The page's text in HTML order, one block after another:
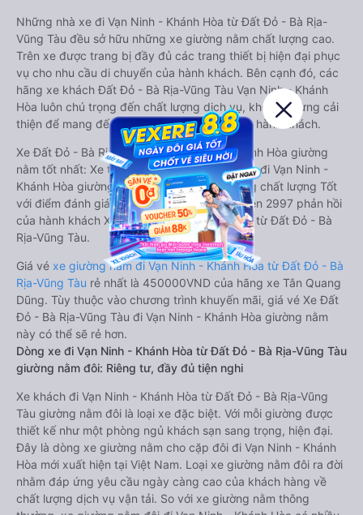
Những nhà xe đi Vạn Ninh - Khánh Hòa từ Đất Đỏ - Bà Rịa-
Vũng Tàu đều sở hữu những xe giường nằm chất lượng cao.
Trên xe được trang bị đầy đủ các trang thiết bị hiện đại phục
vụ cho nhu cầu di chuyển của hành khách. Bên cạnh đó, các
hãng xe khách Đất Đỏ - Bà Rịa-Vũng Tàu Vạn Ninh - Khánh
Hòa luôn chú trọng đến chất lượng dịch vụ, không ngừng cải
thiện để mang đến trải nghiệm hoàn hảo cho hành khách.
Xe Đất Đỏ - Bà Rịa-Vũng Tàu Vạn Ninh - Khánh Hòa giường
nằm tốt nhất: Xe từ Đất Đỏ - Bà Rịa-Vũng Tàu đi Vạn Ninh -
Khánh Hòa giường nằm được đánh giá chung chất lượng Tốt
với điểm đánh giá trung bình từ 3.7/5 dựa trên 2997 phản hồi
của hành khách Xe về Vạn Ninh - Khánh Hòa từ Đất Đỏ - Bà
Rịa-Vũng Tàu.
Giá vé xe giường nằm đi Vạn Ninh - Khánh Hòa từ Đất Đỏ - Bà
Rịa-Vũng Tàu rẻ nhất là 450000VND của hãng xe Tân Quang
Dũng. Tùy thuộc vào chương trình khuyến mãi, giá vé Xe Đất
Đỏ - Bà Rịa-Vũng Tàu đi Vạn Ninh - Khánh Hòa giường nằm
này có thể sẽ rẻ hơn.
Dòng xe đi Vạn Ninh - Khánh Hòa từ Đất Đỏ - Bà Rịa-Vũng Tàu
giường nằm đôi: Riêng tư, đầy đủ tiện nghi
Xe khách đi Vạn Ninh - Khánh Hòa từ Đất Đỏ - Bà Rịa-Vũng
Tàu giường nằm đôi là loại xe đặc biệt. Với mỗi giường được
thiết kế như một phòng ngủ khách sạn sang trọng, hiện đại.
Đây là dòng xe giường nằm cho cặp đôi đi Vạn Ninh - Khánh
Hòa mới xuất hiện tại Việt Nam. Loại xe giường nằm đôi ra đời
nhằm đáp ứng yêu cầu ngày càng cao của khách hàng về
chất lượng dịch vụ vận tải. So với xe giường nằm thông